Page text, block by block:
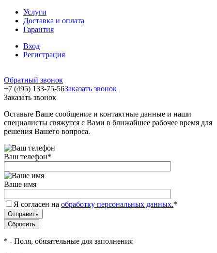
Услуги
Доставка и оплата
Гарантия
Вход
Регистрация
Обратный звонок
+7 (495) 133-75-56Заказать звонок
Заказать звонок
Оставьте Ваше сообщение и контактные данные и наши
специалисты свяжутся с Вами в ближайшее рабочее время для
решения Вашего вопроса.
Ваш телефон*
Ваше имя
Я согласен на обработку персональных данных.*
* - Поля, обязательные для заполнения